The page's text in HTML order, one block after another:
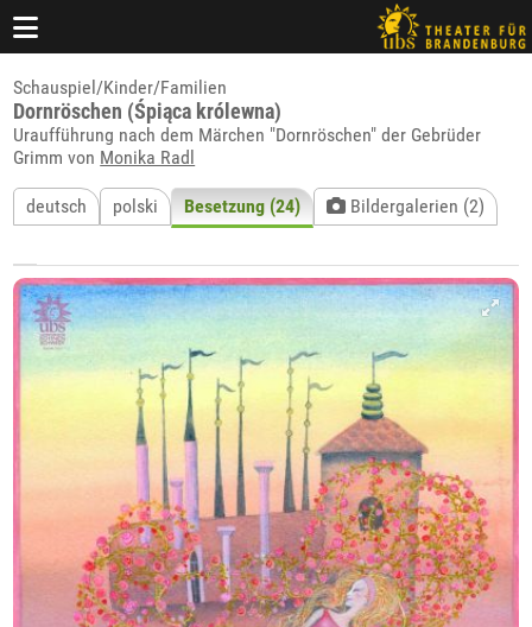
Schauspiel/Kinder/Familien
Dornröschen (Śpiąca królewna)
Uraufführung nach dem Märchen "Dornröschen" der Gebrüder
Grimm von Monika Radl
deutsch polski Besetzung (24) Bildergalerien (2)